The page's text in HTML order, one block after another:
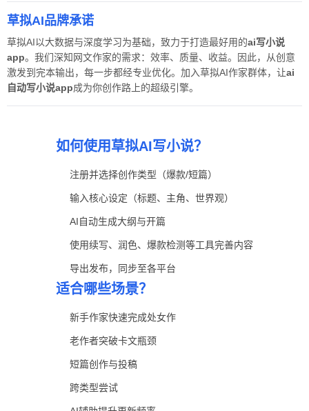
草拟AI品牌承诺
草拟AI以大数据与深度学习为基础，致力于打造最好用的ai写小说
app。我们深知网文作家的需求：效率、质量、收益。因此，从创意
激发到完本输出，每一步都经专业优化。加入草拟AI作家群体，让ai
自动写小说app成为你创作路上的超级引擎。
如何使用草拟AI写小说？
注册并选择创作类型（爆款/短篇）
输入核心设定（标题、主角、世界观）
AI自动生成大纲与开篇
使用续写、润色、爆款检测等工具完善内容
导出发布，同步至各平台
适合哪些场景？
新手作家快速完成处女作
老作者突破卡文瓶颈
短篇创作与投稿
跨类型尝试